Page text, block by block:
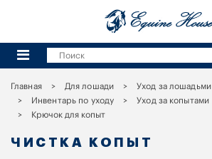
Главная Для лошади
Уход за лошадьми
Инвентарь по уходу
Уход за копытами
Крючок для копыт
ЧИСТКА КОПЫТ